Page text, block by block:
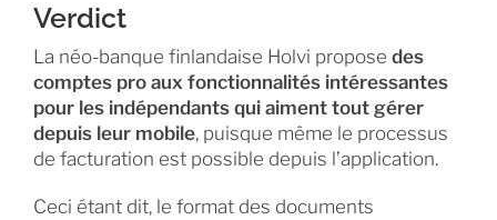
Verdict
La néo-banque finlandaise Holvi propose des
comptes pro aux fonctionnalités intéressantes
pour les indépendants qui aiment tout gérer
depuis leur mobile, puisque même le processus
de facturation est possible depuis l’application.
Ceci étant dit, le format des documents